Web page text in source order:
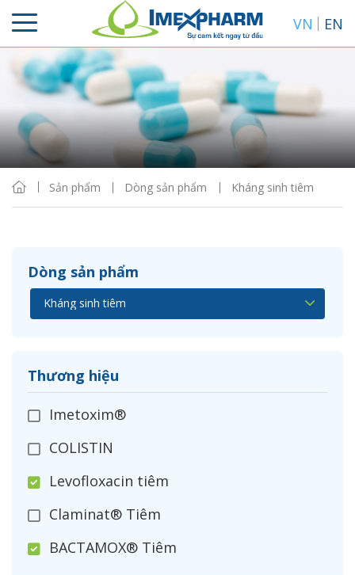
VN EN
Sản phẩm Dòng sản phẩm Kháng sinh tiêm
Dòng sản phẩm
Thương hiệu
Imetoxim®
COLISTIN
Levofloxacin tiêm
Claminat® Tiêm
BACTAMOX® Tiêm
Sắp xếp
Hiển thị